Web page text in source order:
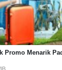
Promo Menarik